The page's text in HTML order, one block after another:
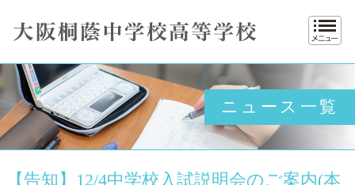
大阪桐蔭 中学校高等
校歌ゴルフ部
卓球部
男子サッカー部
女子サッカー部
女子バスケットボール部
高校 入試要項
高校 入試結果
アクセス
卒業生の方へ
資料請求
採用情報
同窓会
ニュース一覧
【告知】12/4中学校入試説明会のご案内(本